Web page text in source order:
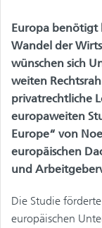
Europa benötigt
Wandel der
wünschen sich
weiten
privatrechtliche
europaweiten
Europe“ von
europäischen
und
Die Studie
europäischen